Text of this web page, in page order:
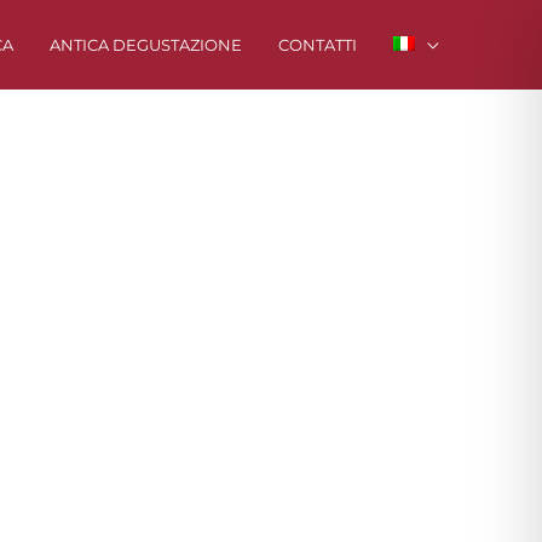
ANTICA DEGUSTAZIONE CONTATTI